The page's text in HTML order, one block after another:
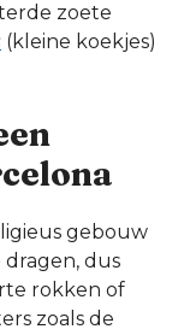
zoete
(kleine koekjes)
gebouw
dus
rokken of
zoals de